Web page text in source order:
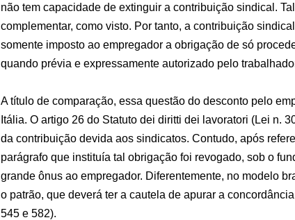
não tem capacidade de extinguir a contribuição sindical.
complementar, como visto. Por tanto, a contribuição
somente imposto ao empregador a obrigação de só
quando prévia e expressamente autorizado pelo
A título de comparação, essa questão do desconto pelo
Itália. O artigo 26 do Statuto dei diritti dei lavoratori (Lei n.
da contribuição devida aos sindicatos. Contudo, após
parágrafo que instituía tal obrigação foi revogado, sob o
grande ônus ao empregador. Diferentemente, no modelo
o patrão, que deverá ter a cautela de apurar a
545 e 582).